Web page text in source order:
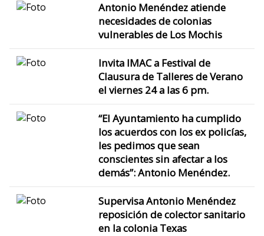
Antonio Menéndez atiende
necesidades de colonias
vulnerables de Los Mochis
Invita IMAC a Festival de
Clausura de Talleres de Verano
el viernes 24 a las 6 pm.
“El Ayuntamiento ha cumplido
los acuerdos con los ex policías,
les pedimos que sean
conscientes sin afectar a los
demás”: Antonio Menéndez.
Supervisa Antonio Menéndez
reposición de colector sanitario
en la colonia Texas